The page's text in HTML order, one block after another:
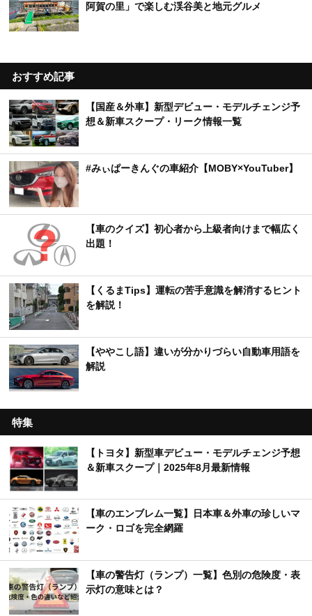
阿賀の里」で楽しむ渓谷美と地元グルメ
おすすめ記事
【国産＆外車】新型デビュー・モデルチェンジ予
想＆新車スクープ・リーク情報一覧
#みぃぱーきんぐの車紹介【MOBY×YouTuber】
【車のクイズ】初心者から上級者向けまで幅広く
出題！
【くるまTips】運転の苦手意識を解消するヒント
を解説！
【ややこし語】違いが分かりづらい自動車用語を
解説
特集
【トヨタ】新型車デビュー・モデルチェンジ予想
＆新車スクープ｜2025年8月最新情報
【車のエンブレム一覧】日本車＆外車の珍しいマ
ーク・ロゴを完全網羅
【車の警告灯（ランプ）一覧】色別の危険度・表
示灯の意味とは？